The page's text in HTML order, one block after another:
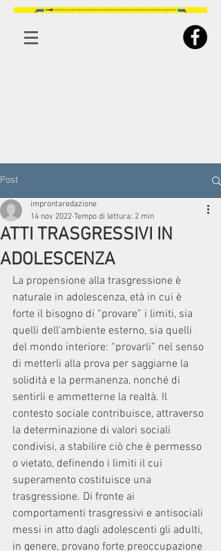
Post
ATTI TRASGRESSIVI IN
ADOLESCENZA
improntaredazione
14 nov 2022 Tempo di lettura: 2 min
La propensione alla trasgressione è
naturale in adolescenza, età in cui è
forte il bisogno di “provare” i limiti, sia
quelli dell'ambiente esterno, sia quelli
del mondo interiore: “provarli” nel senso
di metterli alla prova per saggiarne la
solidità e la permanenza, nonché di
sentirli e ammetterne la realtà. Il
contesto sociale contribuisce, attraverso
la determinazione di valori sociali
condivisi, a stabilire ciò che è permesso
o vietato, definendo i limiti il cui
superamento costituisce una
trasgressione. Di fronte ai
comportamenti trasgressivi e antisociali
messi in atto dagli adolescenti gli adulti,
in genere, provano forte preoccupazione